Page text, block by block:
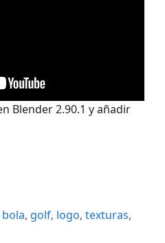
Blender 2.90.1 y añadir
bola, golf, logo, texturas,